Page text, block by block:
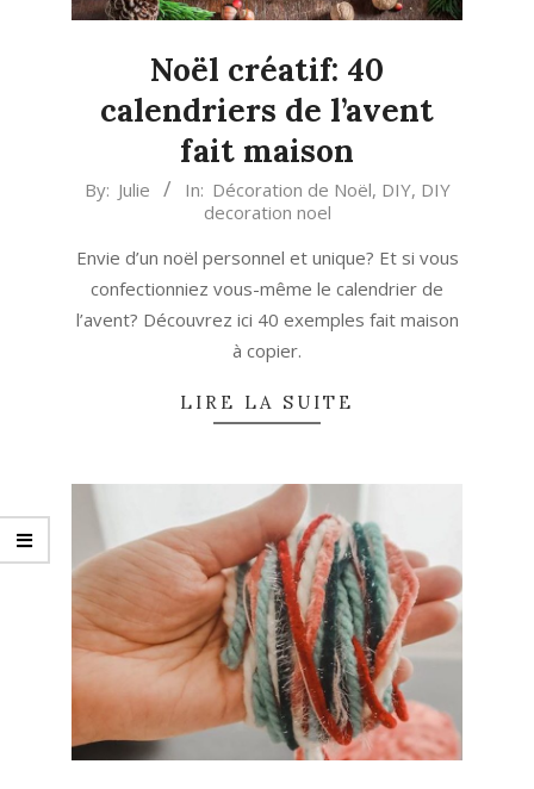
Noël créatif: 40
calendriers de l’avent
fait maison
2023-
05
By: Julie In: Décoration de Noël, DIY, DIY
decoration noel
Envie d’un noël personnel et unique? Et si vous
confectionniez vous-même le calendrier de
l’avent? Découvrez ici 40 exemples fait maison
à copier.
LIRE LA SUITE